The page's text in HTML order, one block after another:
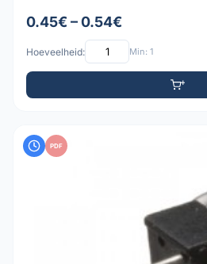
0.45€ – 0.54€
Hoeveelheid: Min: 1
PDF